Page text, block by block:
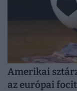
Amerikai
az európai